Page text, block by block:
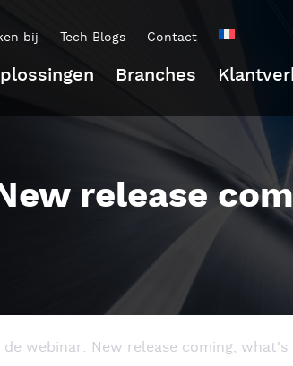
bij Tech Blogs Contact
Branches
release
webinar: New release coming,